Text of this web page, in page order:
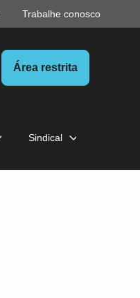
Trabalhe conosco
Área restrita
Sindical